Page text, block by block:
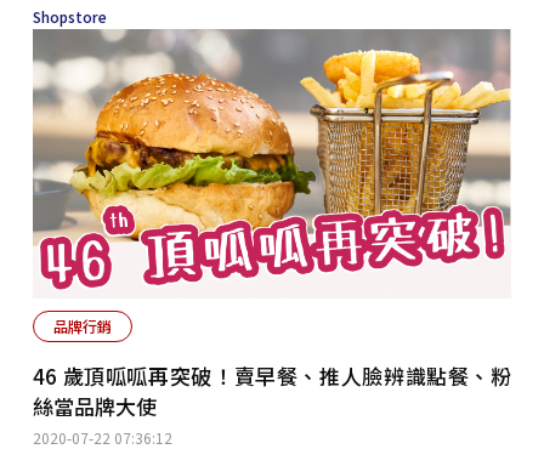
在短短2天內於YouTube累積突破二百萬的點閱人數，同時也因
其感人的情節內容而在Facebook上被廣為分享流傳及討論，再
一次讓人見識到這家電子通路運用溫柔行銷走進消費者內心的強
大魅力。以「溫柔行銷」走進消費者的心影片裡，描述著一位從
小由阿公帶大的小男孩在出社會之後因為工作忙碌而無法回鄉陪
阿公過年，然而最終卻因為一台電視機讓阿公感動不已。事實
上，全國電子選在歲末年終之際推出溫馨的親情故事，除了能夠
切合年節氣氛讓人留下印象深刻、透過貼近真實生活的情節使觀
眾感同身受之外，同時更藉此推出了「甲地訂貨，乙地送貨」的
新服務，提醒消費者將自己的心意直送給在遠方的家人。然而，
在欣賞完這部感人短片之後，不由得讓人聯想起過去大多數的消
費者在面對小至電池、大至電冰箱或冷氣等電子產品的購買決策
時，往往習慣前往3C賣場等通路完成選購，但是隨著網路購物
微利化的衝擊以及亟須轉型的壓力。在排山倒海而來的線上購物
趨勢下，創立於1975年的全國電子決定為品牌重新進行定位並
啟動品牌再造計劃，從「服務」著手提升消費者對於該通路的品
Shopstore
品牌行銷
2020-07-22 07:36:12
46 歲頂呱呱再突破！賣早餐、推人臉辨識點餐、粉
絲當品牌大使